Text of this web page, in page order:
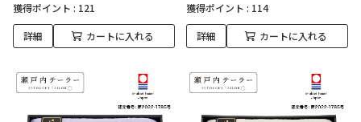
獲得ポイント : 121
詳細 カートに入れる
獲得ポイント : 114
詳細 カートに入れる